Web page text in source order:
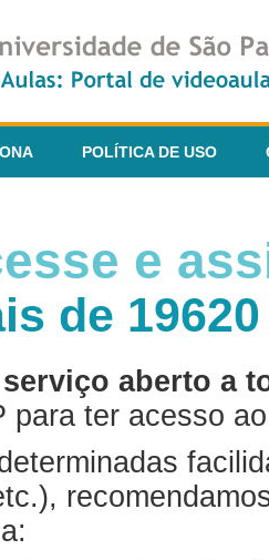
POLÍTICA DE USO
e
de
aberto a
para ter acesso